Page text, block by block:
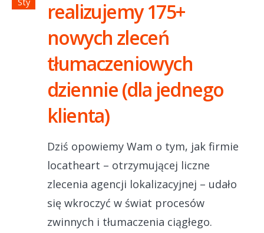
realizujemy 175+
nowych zleceń
tłumaczeniowych
dziennie (dla jednego
klienta)
Dziś opowiemy Wam o tym, jak firmie
locatheart – otrzymującej liczne
zlecenia agencji lokalizacyjnej – udało
się wkroczyć w świat procesów
zwinnych i tłumaczenia ciągłego.